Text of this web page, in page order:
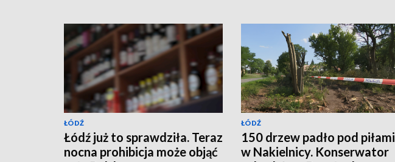
ŁÓDŹ
Łódź już to sprawdziła. Teraz
nocna prohibicja może objąć
ŁÓDŹ
150 drzew padło pod piłami
w Nakielnicy. Konserwator